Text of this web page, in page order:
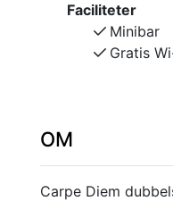
Faciliteter
Minibar
Gratis
OM
Carpe Diem